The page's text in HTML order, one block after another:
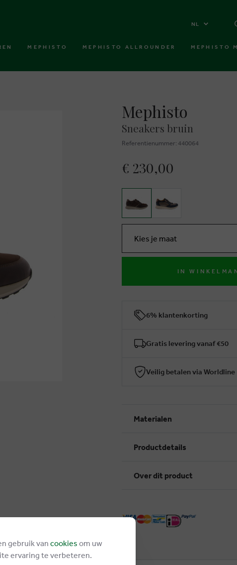
NL
MEPHISTO MEPHISTO ALLROUNDER MEPHISTO
Mephisto
Sneakers bruin
Referentienummer: 440064
€ 230,00
Kies je maat
IN
6% klantenkorting
Gratis levering vanaf €50
Veilig betalen via Worldline
Materialen
Productdetails
Over dit product
gebruik van cookies om uw
ervaring te verbeteren.